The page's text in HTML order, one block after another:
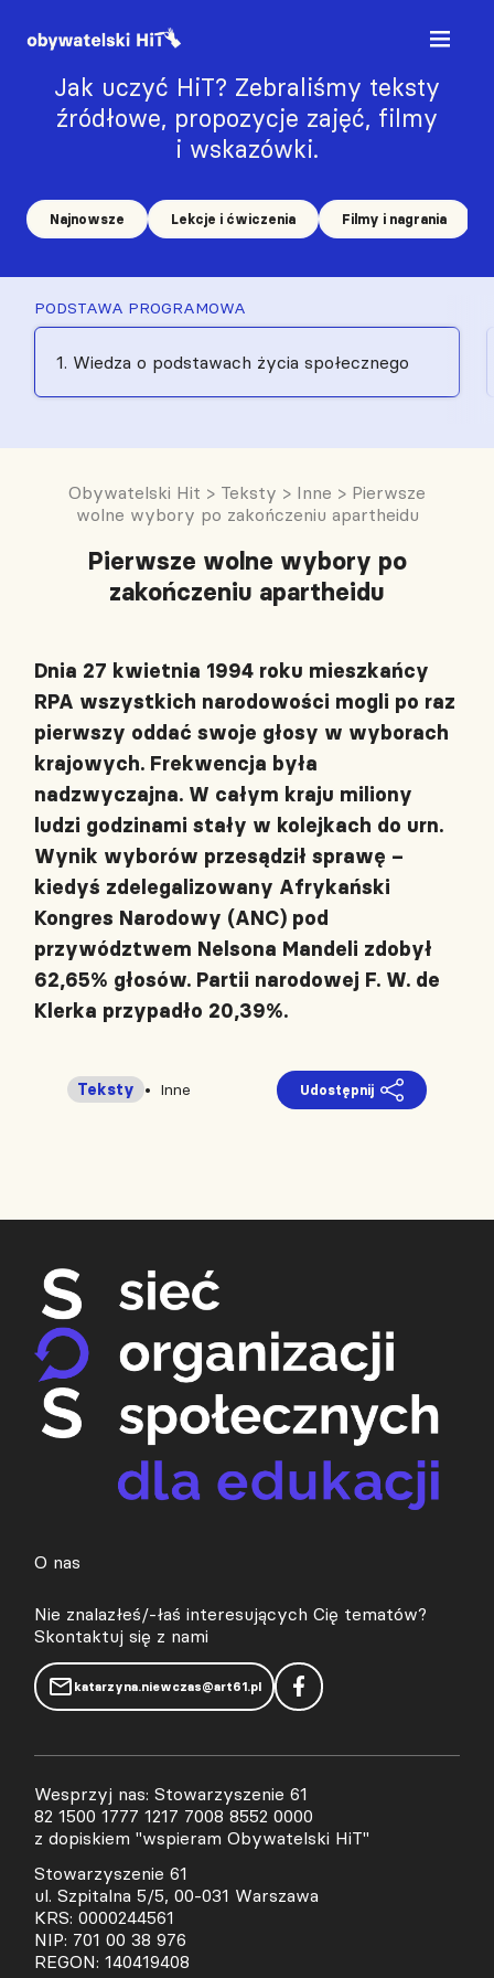
Jak uczyć HiT? Zebraliśmy teksty
źródłowe, propozycje zajęć, filmy
i wskazówki.
Najnowsze Lekcje i ćwiczenia Filmy i nagrania
PODSTAWA PROGRAMOWA
1. Wiedza o podstawach życia społecznego
Obywatelski Hit > Teksty > Inne > Pierwsze
wolne wybory po zakończeniu apartheidu
Pierwsze wolne wybory po
zakończeniu apartheidu
Dnia 27 kwietnia 1994 roku mieszkańcy
RPA wszystkich narodowości mogli po raz
pierwszy oddać swoje głosy w wyborach
krajowych. Frekwencja była
nadzwyczajna. W całym kraju miliony
ludzi godzinami stały w kolejkach do urn.
Wynik wyborów przesądził sprawę –
kiedyś zdelegalizowany Afrykański
Kongres Narodowy (ANC) pod
przywództwem Nelsona Mandeli zdobył
62,65% głosów. Partii narodowej F. W. de
Klerka przypadło 20,39%.
Teksty Inne Udostępnij
O nas
Nie znalazłeś/-łaś interesujących Cię tematów?
Skontaktuj się z nami
katarzyna.niewczas@art61.pl
Wesprzyj nas: Stowarzyszenie 61
82 1500 1777 1217 7008 8552 0000
z dopiskiem "wspieram Obywatelski HiT"
Stowarzyszenie 61
ul. Szpitalna 5/5, 00-031 Warszawa
KRS: 0000244561
NIP: 701 00 38 976
REGON: 140419408